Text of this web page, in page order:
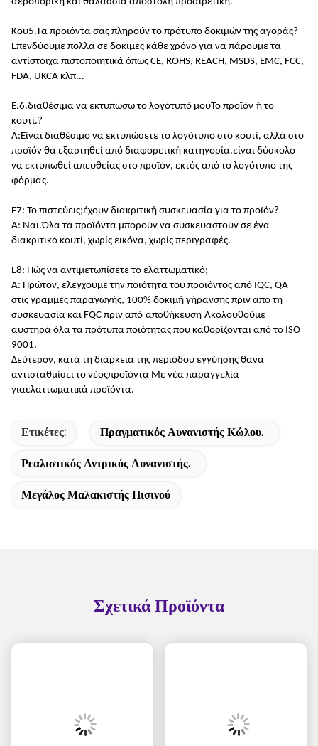
Κου5.Τα προϊόντα σας πληρούν το πρότυπο δοκιμών της αγοράς?
Επενδύουμε πολλά σε δοκιμές κάθε χρόνο για να πάρουμε τα
αντίστοιχα πιστοποιητικά όπως CE, ROHS, REACH, MSDS, EMC, FCC,
FDA, UKCA κλπ...
Ε.6.διαθέσιμα να εκτυπώσω το λογότυπό μουΤο προϊόν ή το
κουτί.?
Α:Είναι διαθέσιμο να εκτυπώσετε το λογότυπο στο κουτί, αλλά στο
προϊόν θα εξαρτηθεί από διαφορετική κατηγορία.είναι δύσκολο
να εκτυπωθεί απευθείας στο προϊόν, εκτός από το λογότυπο της
φόρμας.
Ε7: Το πιστεύεις;έχουν διακριτική συσκευασία για το προϊόν?
Α: Ναι.Όλα τα προϊόντα μπορούν να συσκευαστούν σε ένα
διακριτικό κουτί, χωρίς εικόνα, χωρίς περιγραφές.
Ε8: Πώς να αντιμετωπίσετε το ελαττωματικό;
Α: Πρώτον, ελέγχουμε την ποιότητα του προϊόντος από IQC, QA
στις γραμμές παραγωγής, 100% δοκιμή γήρανσης πριν από τη
συσκευασία και FQC πριν από αποθήκευση Ακολουθούμε
αυστηρά όλα τα πρότυπα ποιότητας που καθορίζονται από το ISO
9001.
Δεύτερον, κατά τη διάρκεια της περιόδου εγγύησης θανα
αντισταθμίσει το νέοςπροϊόντα Με νέα παραγγελία
γιαελαττωματικά προϊόντα.
Ετικέτες:
Πραγματικός Αυνανιστής Κώλου.
Ρεαλιστικός Αντρικός Αυνανιστής.
Μεγάλος Μαλακιστής Πισινού
Σχετικά Προϊόντα